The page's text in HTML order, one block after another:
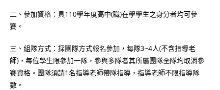
二、參加資格：具110學年度高中(職)在學學生之身分者均可參
賽。
三、組隊方式：採團隊方式報名參加，每隊3~4人(不含指導老
師)，每位學生限參加一隊，參與多隊者其所屬團隊全隊均取消參
賽資格。團隊須請1名指導老師帶隊指導，指導老師不限指導隊
數。